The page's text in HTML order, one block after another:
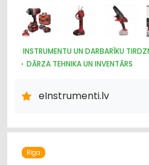
INSTRUMENTU UN DARBARĪKU
DĀRZA TEHNIKA UN INVENTĀRS
INSTRUMENTU UN DARBARĪKU
eInstrumenti.lv
Rīga